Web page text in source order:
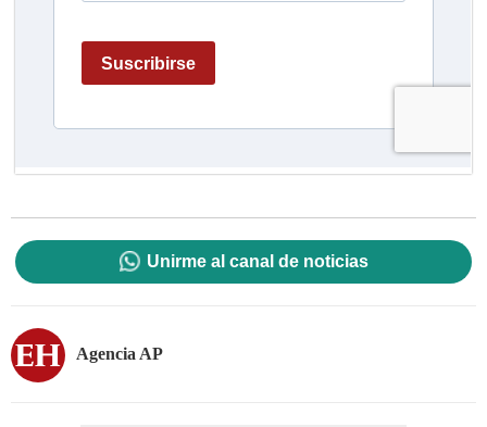
Unirme al canal de noticias
Agencia AP